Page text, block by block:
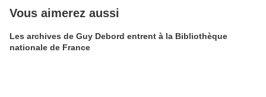
Vous aimerez aussi
Les archives de Guy Debord entrent à la Bibliothèque
nationale de France